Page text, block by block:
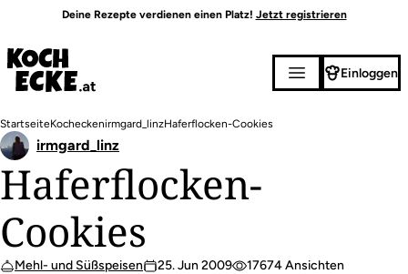
Inhalt
Deine Rezepte verdienen einen Platz! Jetzt registrieren
Einloggen
Pfadnavigation
StartseiteKocheckenirmgard_linzHaferflocken-Cookies
Haferflocken-
Cookies
Mehl- und Süßspeisen 25. Jun 2009
17674 Ansichten
irmgard_linz